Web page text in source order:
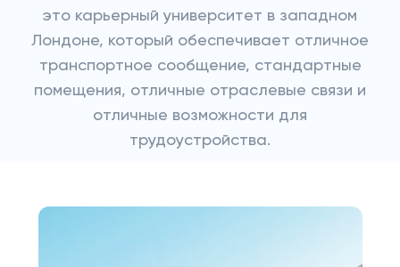
это карьерный университет в западном
Лондоне, который обеспечивает отличное
транспортное сообщение, стандартные
помещения, отличные отраслевые связи и
отличные возможности для
трудоустройства.